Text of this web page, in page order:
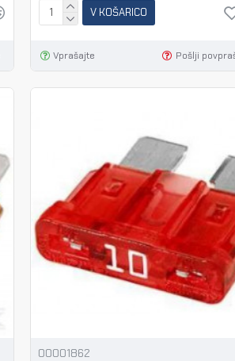
V KOŠARICO
Vprašajte Pošlji
00001862